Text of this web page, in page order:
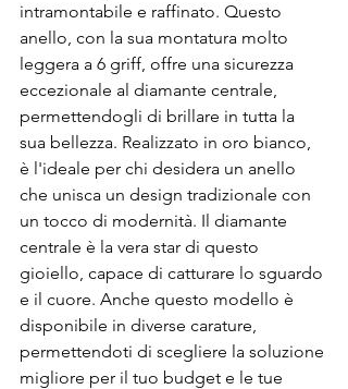
intramontabile e raffinato. Questo
anello, con la sua montatura molto
leggera a 6 griff, offre una sicurezza
eccezionale al diamante centrale,
permettendogli di brillare in tutta la
sua bellezza. Realizzato in oro bianco,
è l'ideale per chi desidera un anello
che unisca un design tradizionale con
un tocco di modernità. Il diamante
centrale è la vera star di questo
gioiello, capace di catturare lo sguardo
e il cuore. Anche questo modello è
disponibile in diverse carature,
permettendoti di scegliere la soluzione
migliore per il tuo budget e le tue